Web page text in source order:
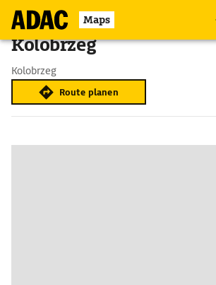
Maps
Kolobrzeg
Kolobrzeg
Route planen